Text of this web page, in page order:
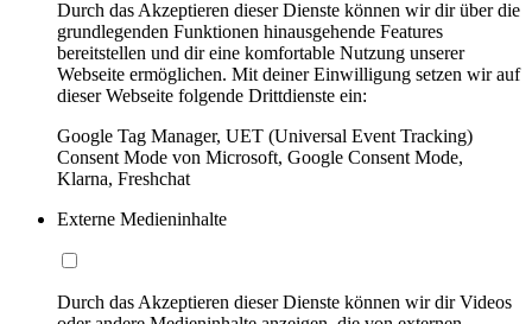
Durch das Akzeptieren dieser Dienste können wir dir über die
grundlegenden Funktionen hinausgehende Features
bereitstellen und dir eine komfortable Nutzung unserer
Webseite ermöglichen. Mit deiner Einwilligung setzen wir auf
dieser Webseite folgende Drittdienste ein:
Google Tag Manager, UET (Universal Event Tracking)
Consent Mode von Microsoft, Google Consent Mode,
Klarna, Freshchat
Externe Medieninhalte
Durch das Akzeptieren dieser Dienste können wir dir Videos